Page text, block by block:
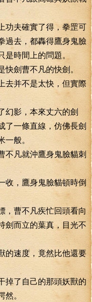
夫確實了得，拳罡可
過去，都轟得鷹身鬼臉
是時間上的問題。
劍曹不凡的快劍。
并不是太快，但實際
影，本來丈六的劍
了一條直線，仿佛長劍
一般。
凡就沖鷹身鬼臉貓刺
，鷹身鬼臉貓頓時倒
曹不凡疾忙回頭看向
劍而立的葉真，目光不
速度，竟然比他還要
了自己的那頭妖獸的
然。